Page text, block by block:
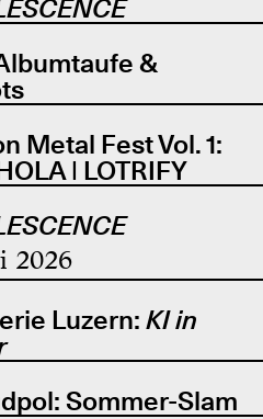
&
Metal Fest Vol. 1:
| LOTRIFY
2026
Luzern: KI in
Sommer-Slam